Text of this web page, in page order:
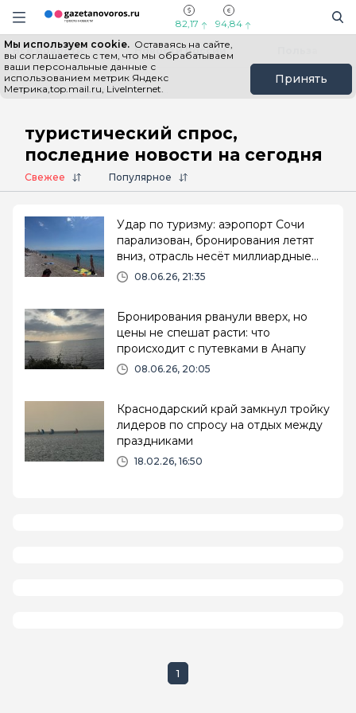
Информационный портал "ГазетаНоворос.ру"
Навигация сайта
82,17 94,84
Мы используем cookie. Оставаясь на сайте,
вы соглашаетесь с тем, что мы обрабатываем
ваши персональные данные с
использованием метрик Яндекс
Метрика,top.mail.ru, LiveInternet.
Принять
Все новости Новости России
Главная # туристический спрос
туристический спрос,
последние новости на сегодня
Свежее Популярное
Удар по туризму: аэропорт Сочи
парализован, бронирования летят
вниз, отрасль несёт миллиардные
потери
08.06.26, 21:35
Бронирования рванули вверх, но
цены не спешат расти: что
происходит с путевками в Анапу
08.06.26, 20:05
Краснодарский край замкнул тройку
лидеров по спросу на отдых между
праздниками
18.02.26, 16:50
1